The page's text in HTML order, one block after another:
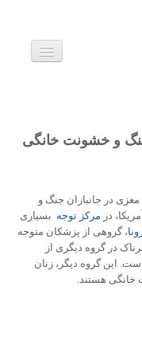
و خشونت خانگی
در جانبازان جنگ و
در مرکز توجه بسیاری
، گروهی از پزشکان متوجه
در گروه دیگری از
این گروه دیگر، زنان
خانگی هستند.